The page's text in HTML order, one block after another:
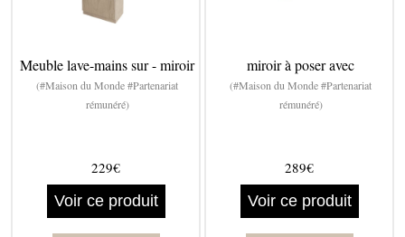
Meuble lave-mains sur - miroir
(#Maison du Monde #Partenariat
rémunéré)
229€
Voir ce produit
miroir à poser avec
(#Maison du Monde #Partenariat
rémunéré)
289€
Voir ce produit